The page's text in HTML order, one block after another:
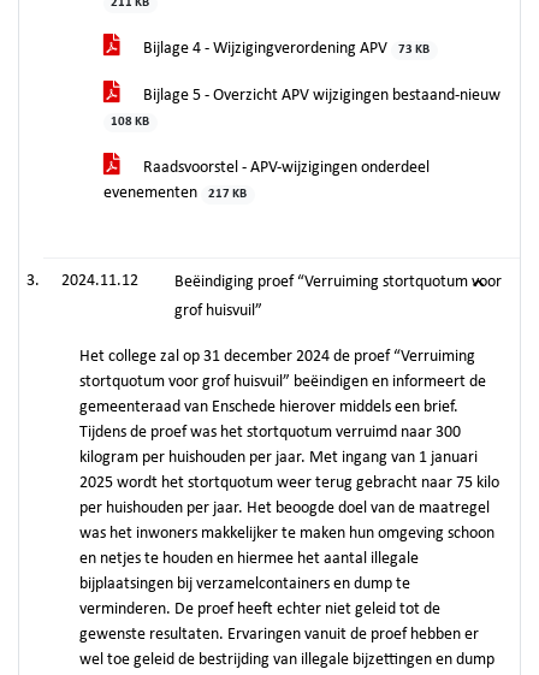
211 KB
Bijlage 4 - Wijzigingverordening APV 73 KB
Bijlage 5 - Overzicht APV wijzigingen bestaand-nieuw
108 KB
Raadsvoorstel - APV-wijzigingen onderdeel
evenementen
217 KB
2024.11.12
Beëindiging proef “Verruiming stortquotum voor
grof huisvuil”
Het college zal op 31 december 2024 de proef “Verruiming
stortquotum voor grof huisvuil” beëindigen en informeert de
gemeenteraad van Enschede hierover middels een brief.
Tijdens de proef was het stortquotum verruimd naar 300
kilogram per huishouden per jaar. Met ingang van 1 januari
2025 wordt het stortquotum weer terug gebracht naar 75 kilo
per huishouden per jaar. Het beoogde doel van de maatregel
was het inwoners makkelijker te maken hun omgeving schoon
en netjes te houden en hiermee het aantal illegale
bijplaatsingen bij verzamelcontainers en dump te
verminderen. De proef heeft echter niet geleid tot de
gewenste resultaten. Ervaringen vanuit de proef hebben er
wel toe geleid de bestrijding van illegale bijzettingen en dump